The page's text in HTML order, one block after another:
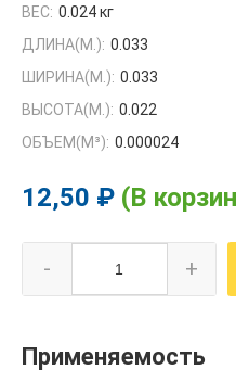
ВЕС: 0.024 кг
ДЛИНА(М.): 0.033
ШИРИНА(М.): 0.033
ВЫСОТА(М.): 0.022
ОБЪЕМ(M³): 0.000024
12,50 ₽ (В
- +
Применяемость